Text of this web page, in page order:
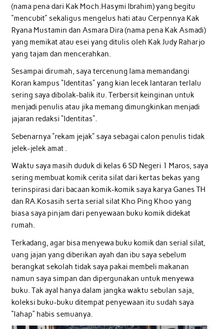
(nama pena dari Kak Moch.Hasymi Ibrahim) yang begitu
“mencubit” sekaligus mengelus hati atau Cerpennya Kak
Ryana Mustamin dan Asmara Dira (nama pena Kak Asmadi)
yang memikat atau esei yang ditulis oleh Kak Judy Raharjo
yang tajam dan mencerahkan.
Sesampai dirumah, saya tercenung lama memandangi
Koran kampus “Identitas” yang kian lecek lantaran terlalu
sering saya dibolak-balik itu. Terbersit keinginan untuk
menjadi penulis atau jika memang dimungkinkan menjadi
jajaran redaksi “Identitas”.
Sebenarnya “rekam jejak” saya sebagai calon penulis tidak
jelek-jelek amat .
Waktu saya masih duduk di kelas 6 SD Negeri 1 Maros, saya
sering membuat komik cerita silat dari kertas bekas yang
terinspirasi dari bacaan komik-komik saya karya Ganes TH
dan RA.Kosasih serta serial silat Kho Ping Khoo yang
biasa saya pinjam dari penyewaan buku komik didekat
rumah.
Terkadang, agar bisa menyewa buku komik dan serial silat,
uang jajan yang diberikan ayah dan ibu saya sebelum
berangkat sekolah tidak saya pakai membeli makanan
namun saya simpan dan dipergunakan untuk menyewa
buku. Tak ayal hanya dalam jangka waktu sebulan saja,
koleksi buku-buku ditempat penyewaan itu sudah saya
“lahap” habis semuanya.